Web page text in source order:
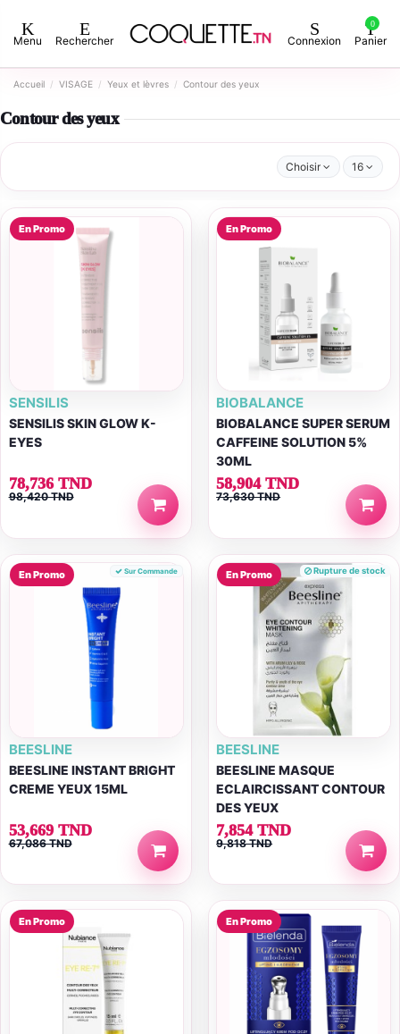
Menu Rechercher Connexion
0
Panier
Accueil VISAGE Yeux et lèvres Contour des yeux
Contour des yeux
Choisir 16
En Promo
SENSILIS
SENSILIS SKIN GLOW K-
EYES
78,736 TND
98,420 TND
En Promo
BIOBALANCE
BIOBALANCE SUPER SERUM
CAFFEINE SOLUTION 5%
30ML
58,904 TND
73,630 TND
En Promo Sur Commande
BEESLINE
BEESLINE INSTANT BRIGHT
CREME YEUX 15ML
53,669 TND
67,086 TND
En Promo Rupture de stock
BEESLINE
BEESLINE MASQUE
ECLAIRCISSANT CONTOUR
DES YEUX
7,854 TND
9,818 TND
En Promo En Promo